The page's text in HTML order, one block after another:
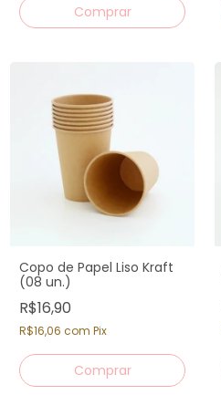
Copo de Papel Liso Kraft
(08 un.)
R$16,90
R$16,06 com Pix